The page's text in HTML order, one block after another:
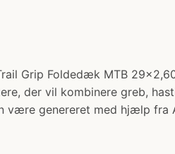
Grip Foldedæk MTB
der vil kombinere greb,
være genereret med hjælp fra